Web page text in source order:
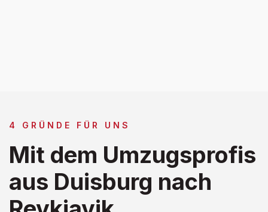
4 GRÜNDE FÜR UNS
Mit dem Umzugsprofis
aus Duisburg nach